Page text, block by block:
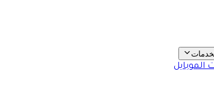
الموبايل